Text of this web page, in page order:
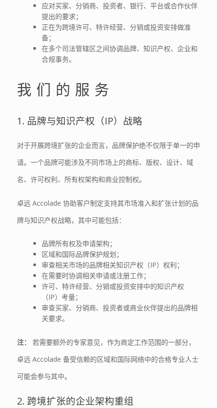
应对买家、分销商、投资者、银行、平台或合作伙伴
提出的要求；
正在为跨境许可、特许经营、分销或投资安排做准
备；
在多个司法管辖区之间协调品牌、知识产权、企业和
合规事务。
我们的服务
1. 品牌与知识产权（IP）战略
对于开展跨境扩张的企业而言，品牌保护绝不仅限于单一的申
请。一个品牌可能涉及不同市场上的商标、版权、设计、域
名、许可权利、所有权架构和商业控制权。
卓远 Accolade 协助客户制定支持其市场准入和扩张计划的品
牌与知识产权战略，其中可能包括：
品牌所有权及申请架构；
区域和国际品牌保护规划；
审查相关市场的品牌相关知识产权（IP）权利；
在需要时协调相关申请或注册工作；
许可、特许经营、分销或投资安排中的知识产权
（IP）考量；
审查买家、分销商、投资者或商业伙伴提出的品牌相
关要求。
注：
若需要额外的专家意见，作为商定工作范围的一部分，
卓远 Accolade 备受信赖的区域和国际网络中的合格专业人士
可能会参与其中。
2. 跨境扩张的企业架构重组